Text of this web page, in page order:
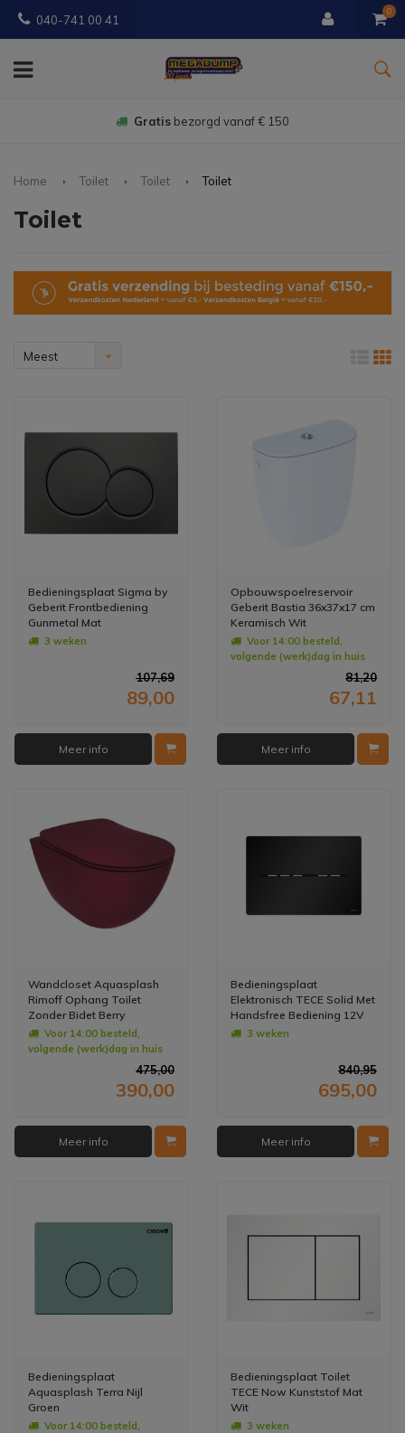
040-741 00 41
0
14 dagenbedenktijd
Home Toilet Toilet Toilet
Toilet
Meest
Bedieningsplaat Sigma by
Geberit Frontbediening
Gunmetal Mat
3 weken
107,69
89,00
Meer info
Opbouwspoelreservoir
Geberit Bastia 36x37x17 cm
Keramisch Wit
Voor 14:00 besteld,
volgende (werk)dag in huis
81,20
67,11
Meer info
Wandcloset Aquasplash
Rimoff Ophang Toilet
Zonder Bidet Berry
Voor 14:00 besteld,
volgende (werk)dag in huis
475,00
390,00
Meer info
Bedieningsplaat
Elektronisch TECE Solid Met
Handsfree Bediening 12V
Net - Mat Zwart
3 weken
840,95
695,00
Meer info
Bedieningsplaat
Aquasplash Terra Nijl
Groen
Voor 14:00 besteld,
Bedieningsplaat Toilet
TECE Now Kunststof Mat
Wit
3 weken